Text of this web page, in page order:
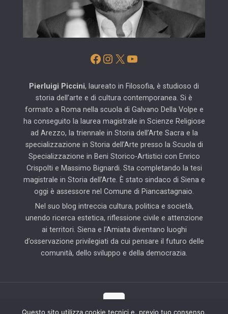
Facebook
Instagram
X YouTube
Pierluigi Piccini, laureato in Filosofia, è studioso di
storia dell’arte e di cultura contemporanea. Si è
formato a Roma nella scuola di Galvano Della Volpe e
ha conseguito la laurea magistrale in Scienze Religiose
ad Arezzo, la triennale in Storia dell’Arte Sacra e la
specializzazione in Storia dell’Arte presso la Scuola di
Specializzazione in Beni Storico-Artistici con Enrico
Crispolti e Massimo Bignardi. Sta completando la tesi
magistrale in Storia dell’Arte. È stato sindaco di Siena e
oggi è assessore nel Comune di Piancastagnaio.
Nel suo blog intreccia cultura, politica e società,
unendo ricerca estetica, riflessione civile e attenzione
ai territori. Siena e l’Amiata diventano luoghi
d’osservazione privilegiati da cui pensare il futuro delle
comunità, dello sviluppo e della democrazia.
Questo sito utilizza cookie tecnici e, previo tuo consenso,